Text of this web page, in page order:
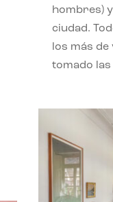
hombres)
ciudad.
los más
tomado las